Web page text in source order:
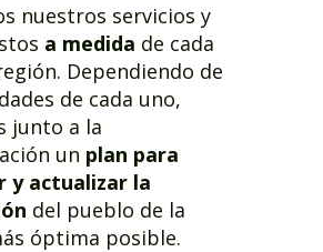
nuestros servicios y
a medida de cada
Dependiendo de
de cada uno,
junto a la
un plan para
y actualizar la
del pueblo de la
óptima posible.